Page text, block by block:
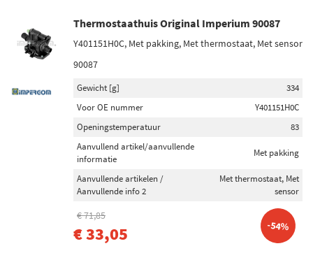
Thermostaathuis Original Imperium 90087
Y401151H0C, Met pakking, Met thermostaat, Met sensor
90087
Gewicht [g]
334
Voor OE nummer
Y401151H0C
Openingstemperatuur
83
Aanvullend artikel/aanvullende
informatie
Met pakking
Aanvullende artikelen /
Aanvullende info 2
Met thermostaat, Met
sensor
€ 71,85
€ 33,05 -54%